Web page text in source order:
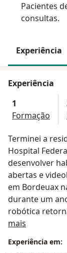
Pacientes
consultas.
Experiência
Experiência
1
Formação
Terminei a
Hospital
desenvolver
abertas e
em Bordeuax
durante um
robótica
fiz nova
de excelência
mais
Experiência em: